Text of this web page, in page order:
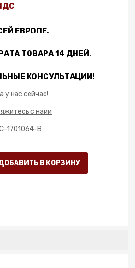
ЕВРОПЕ.
ТОВАРА 14 ДНЕЙ.
КОНСУЛЬТАЦИИ!
у нас сейчас!
с нами
1701064-B